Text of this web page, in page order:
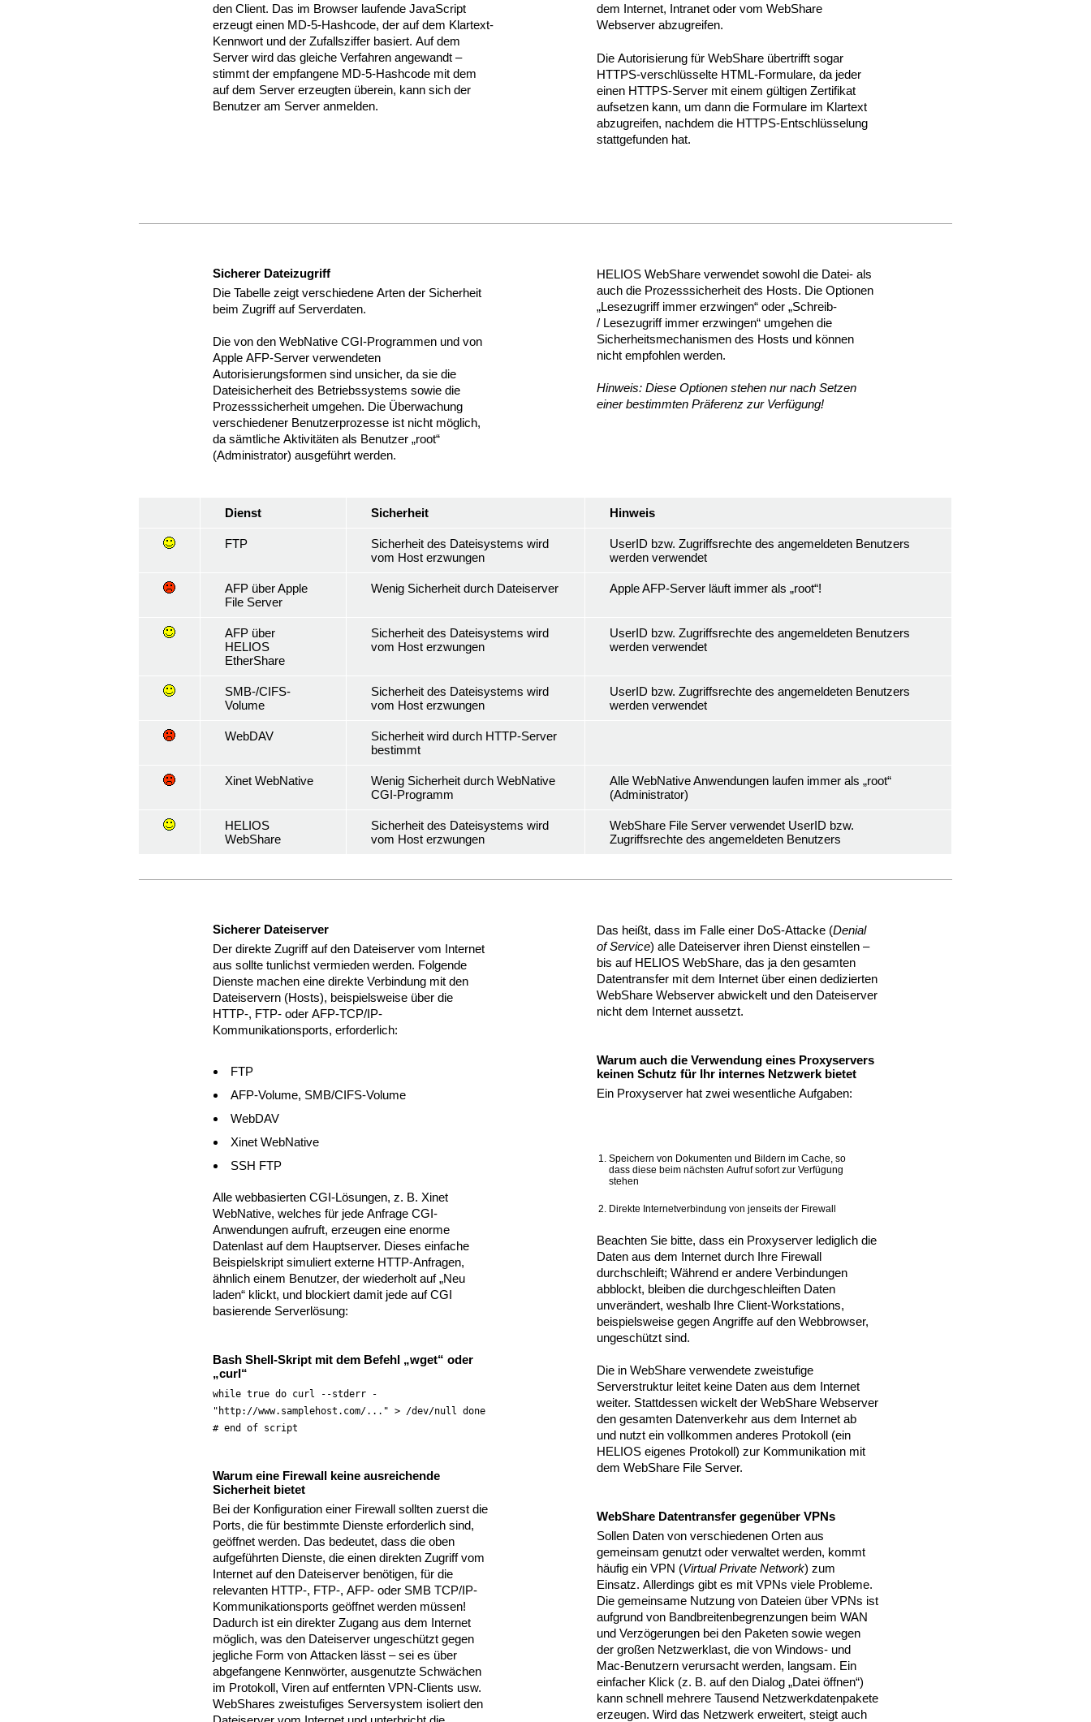
den Client. Das im Browser laufende JavaScript
erzeugt einen MD-5-Hashcode, der auf dem Klartext-
Kennwort und der Zufallsziffer basiert. Auf dem
Server wird das gleiche Verfahren angewandt –
stimmt der empfangene MD-5-Hashcode mit dem
auf dem Server erzeugten überein, kann sich der
Benutzer am Server anmelden.
dem Internet, Intranet oder vom WebShare
Webserver abzugreifen.
Die Autorisierung für WebShare übertrifft sogar
HTTPS-verschlüsselte HTML-Formulare, da jeder
einen HTTPS-Server mit einem gültigen Zertifikat
aufsetzen kann, um dann die Formulare im Klartext
abzugreifen, nachdem die HTTPS-Entschlüsselung
stattgefunden hat.
Sicherer Dateizugriff
Die Tabelle zeigt verschiedene Arten der Sicherheit
beim Zugriff auf Serverdaten.
Die von den WebNative CGI-Programmen und von
Apple AFP-Server verwendeten
Autorisierungsformen sind unsicher, da sie die
Dateisicherheit des Betriebssystems sowie die
Prozesssicherheit umgehen. Die Überwachung
verschiedener Benutzerprozesse ist nicht möglich,
da sämtliche Aktivitäten als Benutzer „root“
(Administrator) ausgeführt werden.
HELIOS WebShare verwendet sowohl die Datei- als
auch die Prozesssicherheit des Hosts. Die Optionen
„Lesezugriff immer erzwingen“ oder „Schreib-
/ Lesezugriff immer erzwingen“ umgehen die
Sicherheitsmechanismen des Hosts und können
nicht empfohlen werden.
Hinweis: Diese Optionen stehen nur nach Setzen
einer bestimmten Präferenz zur Verfügung!
Dienst Sicherheit Hinweis
FTP
Sicherheit des Dateisystems wird
vom Host erzwungen
UserID bzw. Zugriffsrechte des angemeldeten Benutzers
werden verwendet
AFP über Apple
File Server
Wenig Sicherheit durch Dateiserver Apple AFP-Server läuft immer als „root“!
AFP über
HELIOS
EtherShare
Sicherheit des Dateisystems wird
vom Host erzwungen
UserID bzw. Zugriffsrechte des angemeldeten Benutzers
werden verwendet
SMB-/CIFS-
Volume
Sicherheit des Dateisystems wird
vom Host erzwungen
UserID bzw. Zugriffsrechte des angemeldeten Benutzers
werden verwendet
WebDAV
Sicherheit wird durch HTTP-Server
bestimmt
Xinet WebNative
Wenig Sicherheit durch WebNative
CGI-Programm
Alle WebNative Anwendungen laufen immer als „root“
(Administrator)
HELIOS
WebShare
Sicherheit des Dateisystems wird
vom Host erzwungen
WebShare File Server verwendet UserID bzw.
Zugriffsrechte des angemeldeten Benutzers
Sicherer Dateiserver
Der direkte Zugriff auf den Dateiserver vom Internet
aus sollte tunlichst vermieden werden. Folgende
Dienste machen eine direkte Verbindung mit den
Dateiservern (Hosts), beispielsweise über die
HTTP-, FTP- oder AFP-TCP/IP-
Kommunikationsports, erforderlich:
FTP
AFP-Volume, SMB/CIFS-Volume
WebDAV
Xinet WebNative
SSH FTP
Alle webbasierten CGI-Lösungen, z. B. Xinet
WebNative, welches für jede Anfrage CGI-
Anwendungen aufruft, erzeugen eine enorme
Datenlast auf dem Hauptserver. Dieses einfache
Beispielskript simuliert externe HTTP-Anfragen,
ähnlich einem Benutzer, der wiederholt auf „Neu
laden“ klickt, und blockiert damit jede auf CGI
basierende Serverlösung:
Bash Shell-Skript mit dem Befehl „wget“ oder
„curl“
while true do curl --stderr -
"http://www.samplehost.com/..." > /dev/null done
# end of script
Warum eine Firewall keine ausreichende
Sicherheit bietet
Bei der Konfiguration einer Firewall sollten zuerst die
Ports, die für bestimmte Dienste erforderlich sind,
geöffnet werden. Das bedeutet, dass die oben
aufgeführten Dienste, die einen direkten Zugriff vom
Internet auf den Dateiserver benötigen, für die
relevanten HTTP-, FTP-, AFP- oder SMB TCP/IP-
Kommunikationsports geöffnet werden müssen!
Dadurch ist ein direkter Zugang aus dem Internet
möglich, was den Dateiserver ungeschützt gegen
jegliche Form von Attacken lässt – sei es über
abgefangene Kennwörter, ausgenutzte Schwächen
im Protokoll, Viren auf entfernten VPN-Clients usw.
WebShares zweistufiges Serversystem isoliert den
Das heißt, dass im Falle einer DoS-Attacke (Denial
of Service) alle Dateiserver ihren Dienst einstellen –
bis auf HELIOS WebShare, das ja den gesamten
Datentransfer mit dem Internet über einen dedizierten
WebShare Webserver abwickelt und den Dateiserver
nicht dem Internet aussetzt.
Warum auch die Verwendung eines Proxyservers
keinen Schutz für Ihr internes Netzwerk bietet
Ein Proxyserver hat zwei wesentliche Aufgaben:
Speichern von Dokumenten und Bildern im Cache, so
dass diese beim nächsten Aufruf sofort zur Verfügung
stehen
Direkte Internetverbindung von jenseits der Firewall
Beachten Sie bitte, dass ein Proxyserver lediglich die
Daten aus dem Internet durch Ihre Firewall
durchschleift; Während er andere Verbindungen
abblockt, bleiben die durchgeschleiften Daten
unverändert, weshalb Ihre Client-Workstations,
beispielsweise gegen Angriffe auf den Webbrowser,
ungeschützt sind.
Die in WebShare verwendete zweistufige
Serverstruktur leitet keine Daten aus dem Internet
weiter. Stattdessen wickelt der WebShare Webserver
den gesamten Datenverkehr aus dem Internet ab
und nutzt ein vollkommen anderes Protokoll (ein
HELIOS eigenes Protokoll) zur Kommunikation mit
dem WebShare File Server.
WebShare Datentransfer gegenüber VPNs
Sollen Daten von verschiedenen Orten aus
gemeinsam genutzt oder verwaltet werden, kommt
häufig ein VPN (Virtual Private Network) zum
Einsatz. Allerdings gibt es mit VPNs viele Probleme.
Die gemeinsame Nutzung von Dateien über VPNs ist
aufgrund von Bandbreitenbegrenzungen beim WAN
und Verzögerungen bei den Paketen sowie wegen
der großen Netzwerklast, die von Windows- und
Mac-Benutzern verursacht werden, langsam. Ein
einfacher Klick (z. B. auf den Dialog „Datei öffnen“)
kann schnell mehrere Tausend Netzwerkdatenpakete
erzeugen. Wird das Netzwerk erweitert, steigt auch